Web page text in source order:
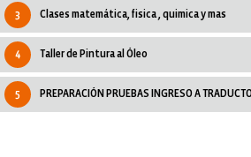
3 Clases matemática, fisica , quimica y mas
4 Taller de Pintura al Óleo
5 PREPARACIÓN PRUEBAS INGRESO A